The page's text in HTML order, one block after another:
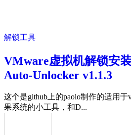
解锁工具
VMware虚拟机解锁安
Auto-Unlocker v1.1.3
这个是github上的paolo制作的适用
果系统的小工具，和D...